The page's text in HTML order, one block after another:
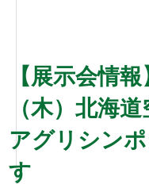
【展示会情
（木）北海
アグリシン
す